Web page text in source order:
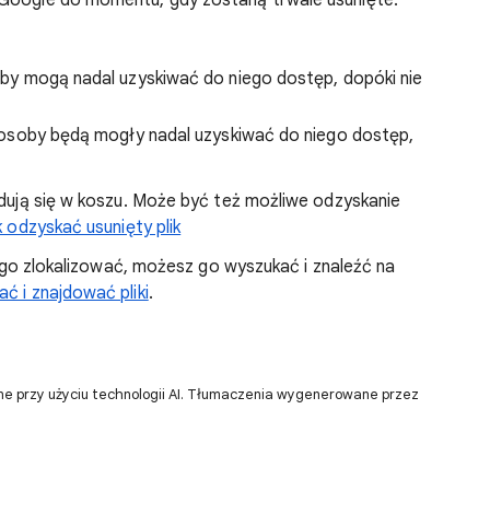
mogą nadal uzyskiwać do niego dostęp, dopóki nie
będą mogły nadal uzyskiwać do niego dostęp,
się w koszu. Może być też możliwe odzyskanie
odzyskać usunięty plik
zlokalizować, możesz go wyszukać i znaleźć na
i znajdować pliki.
przy użyciu technologii AI. Tłumaczenia wygenerowane przez